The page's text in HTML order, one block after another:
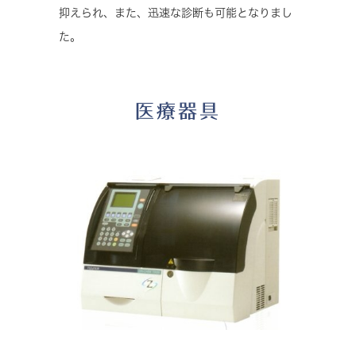
抑えられ、また、迅速な診断も可能となりまし
た。
医療器具